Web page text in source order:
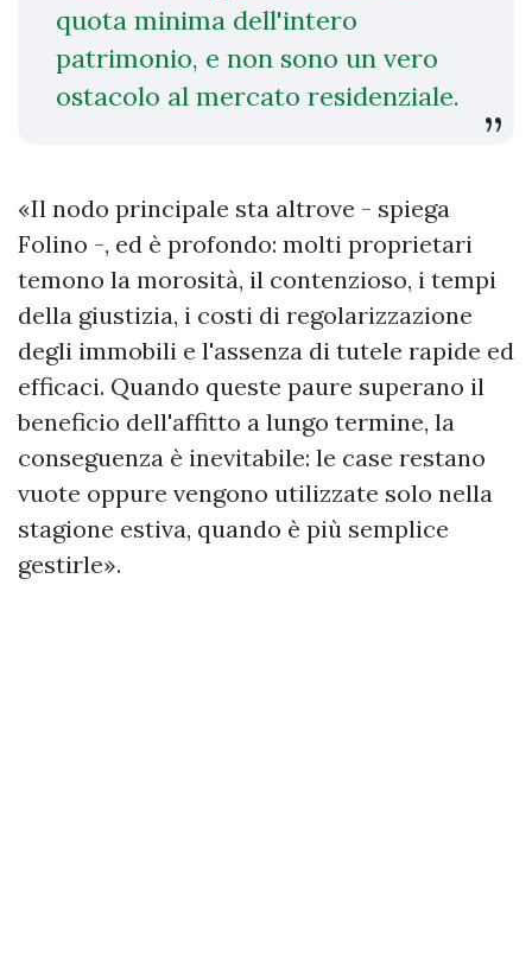
quota minima dell'intero
patrimonio, e non sono un vero
ostacolo al mercato residenziale.
«Il nodo principale sta altrove - spiega
Folino -, ed è profondo: molti proprietari
temono la morosità, il contenzioso, i tempi
della giustizia, i costi di regolarizzazione
degli immobili e l'assenza di tutele rapide ed
efficaci. Quando queste paure superano il
beneficio dell'affitto a lungo termine, la
conseguenza è inevitabile: le case restano
vuote oppure vengono utilizzate solo nella
stagione estiva, quando è più semplice
gestirle».